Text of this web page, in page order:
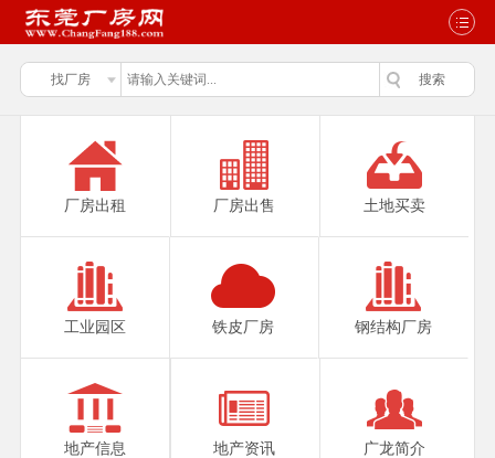
厂房出租 厂房出售 土地买卖
工业园区 铁皮厂房 钢结构厂房
地产信息 地产资讯 广龙简介